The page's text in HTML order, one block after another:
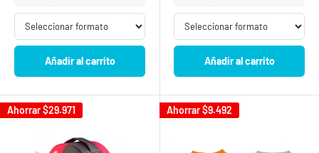
Añadir al carrito Añadir al carrito
Ahorrar$29.971 Ahorrar$9.492